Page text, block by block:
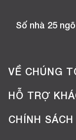
Số nhà 25
VỀ CHÚNG
Giới thiệu công ty
Tuyển dụng
HỖ TRỢ
Hướng dẫn mua
CHÍNH